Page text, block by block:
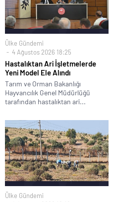
Ülke Gündemi
4 Ağustos 2026 18:25
Hastalıktan Ari İşletmelerde
Yeni Model Ele Alındı
Tarım ve Orman Bakanlığı
Hayvancılık Genel Müdürlüğü
tarafından hastalıktan ari...
Ülke Gündemi